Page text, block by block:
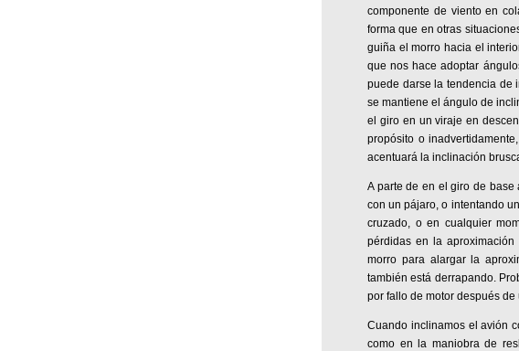
componente de viento en
forma que en otras
guiña el morro hacia el
que nos hace adoptar
puede darse la tendencia de
se mantiene el ángulo de
el giro en un viraje en
propósito o
acentuará la inclinación
A parte de en el giro de
con un pájaro, o intentando
cruzado, o en cualquier
pérdidas en la aproximación
morro para alargar la
también está derrapando.
por fallo de motor después de
Cuando inclinamos el avión
como en la maniobra de